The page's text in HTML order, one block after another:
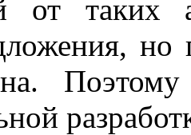
от таких
но